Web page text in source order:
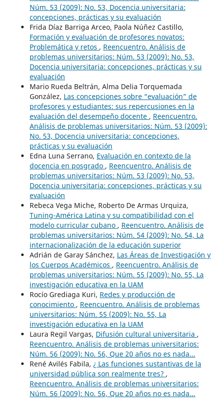
Núm. 53 (2009): No. 53, Docencia universitaria:
concepciones, prácticas y su evaluación
Frida Díaz Barriga Arceo, Paola Núñez Castillo,
Formación y evaluación de profesores novatos:
Problemática y retos , Reencuentro. Análisis de
problemas universitarios: Núm. 53 (2009): No. 53,
Docencia universitaria: concepciones, prácticas y su
evaluación
Mario Rueda Beltrán, Alma Delia Torquemada
González, Las concepciones sobre “evaluación” de
profesores y estudiantes: sus repercusiones en la
evaluación del desempeño docente , Reencuentro.
Análisis de problemas universitarios: Núm. 53 (2009):
No. 53, Docencia universitaria: concepciones,
prácticas y su evaluación
Edna Luna Serrano, Evaluación en contexto de la
docencia en posgrado , Reencuentro. Análisis de
problemas universitarios: Núm. 53 (2009): No. 53,
Docencia universitaria: concepciones, prácticas y su
evaluación
Rebeca Vega Miche, Roberto De Armas Urquiza,
Tuning-América Latina y su compatibilidad con el
modelo curricular cubano , Reencuentro. Análisis de
problemas universitarios: Núm. 54 (2009): No. 54, La
internacionalización de la educación superior
Adrián de Garay Sánchez, Las Áreas de Investigación y
los Cuerpos Académicos , Reencuentro. Análisis de
problemas universitarios: Núm. 55 (2009): No. 55, La
investigación educativa en la UAM
Rocío Grediaga Kuri, Redes y producción de
conocimiento , Reencuentro. Análisis de problemas
universitarios: Núm. 55 (2009): No. 55, La
investigación educativa en la UAM
Laura Regil Vargas, Difusión cultural universitaria ,
Reencuentro. Análisis de problemas universitarios:
Núm. 56 (2009): No. 56, Que 20 años no es nada...
René Avilés Fabila, ¿ Las funciones sustantivas de la
universidad pública son realmente tres? ,
Reencuentro. Análisis de problemas universitarios:
Núm. 56 (2009): No. 56, Que 20 años no es nada...